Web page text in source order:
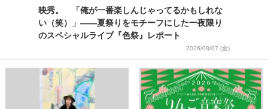
映秀。 「俺が一番楽しんじゃってるかもしれな
い（笑）」――夏祭りをモチーフにした一夜限り
のスペシャルライブ『色祭』レポート
2026/08/07 (金)